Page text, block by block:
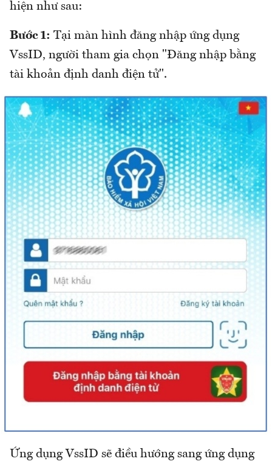
hiện như sau:
Bước 1: Tại màn hình đăng nhập ứng dụng
VssID, người tham gia chọn "Đăng nhập bằng
tài khoản định danh điện tử".
Ứng dụng VssID sẽ điều hướng sang ứng dụng